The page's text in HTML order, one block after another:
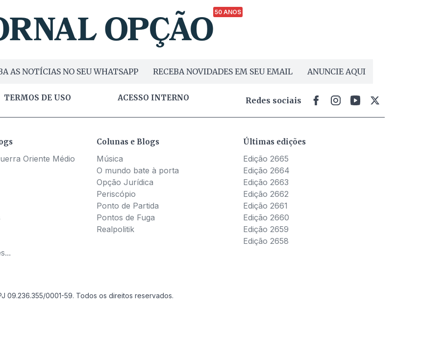
50 ANOS
AS NOTÍCIAS NO SEU WHATSAPP RECEBA NOVIDADES EM SEU EMAIL ANUNCIE AQUI
TERMOS DE USO ACESSO INTERNO Redes sociais
Oriente Médio
Colunas e Blogs
Música
O mundo bate à porta
Opção Jurídica
Periscópio
Ponto de Partida
Pontos de Fuga
Realpolitik
Últimas edições
Edição 2665
Edição 2664
Edição 2663
Edição 2662
Edição 2661
Edição 2660
Edição 2659
Edição 2658
09.236.355/0001-59. Todos os direitos reservados.